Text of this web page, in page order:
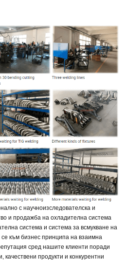
с научноизследователска и
и продажба на охладителна система
система и система за всмукване на
към бизнес принципа на взаимна
сред нашите клиенти поради
продукти и конкурентни